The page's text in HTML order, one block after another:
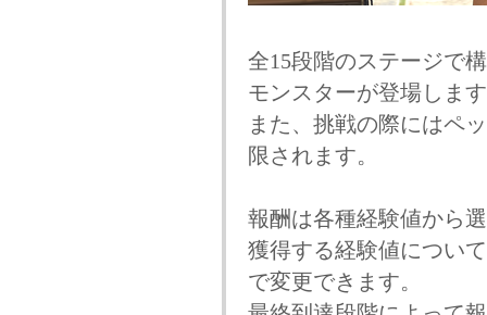
全15段階のステージで
モンスターが登場しま
また、挑戦の際にはペ
限されます。
報酬は各種経験値から
獲得する経験値につい
で変更できます。